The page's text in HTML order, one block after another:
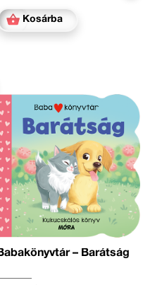
Kosárba
– Barátság